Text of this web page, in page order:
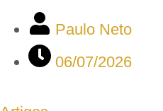
Paulo Neto
06/07/2026